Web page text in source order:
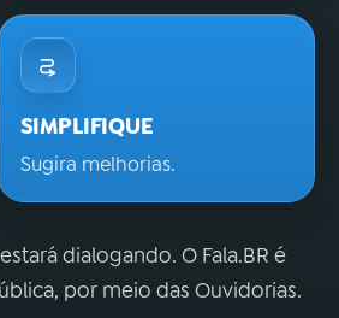
SIMPLIFIQUE
Sugira melhorias.
dialogando. O Fala.BR é
por meio das Ouvidorias.